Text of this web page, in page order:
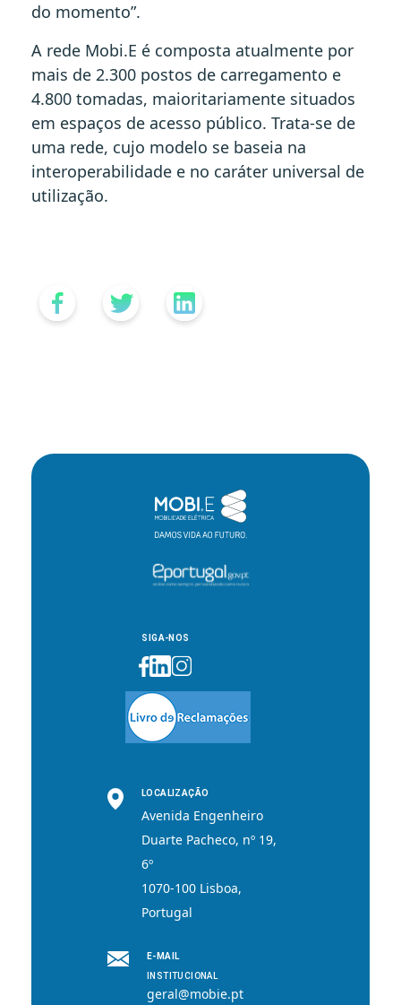
do momento”.
A rede Mobi.E é composta atualmente por
mais de 2.300 postos de carregamento e
4.800 tomadas, maioritariamente situados
em espaços de acesso público. Trata-se de
uma rede, cujo modelo se baseia na
interoperabilidade e no caráter universal de
utilização.
SIGA-NOS
LOCALIZAÇÃO
Avenida Engenheiro
Duarte Pacheco, nº 19,
6º
1070-100 Lisboa,
Portugal
E-MAIL
INSTITUCIONAL
geral@mobie.pt